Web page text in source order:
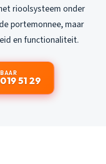
rioolsysteem onder
portemonnee, maar
en functionaliteit.
51 29